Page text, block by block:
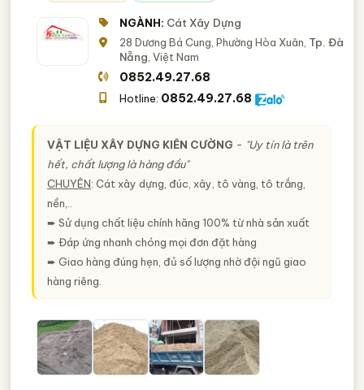
NGÀNH: Cát Xây Dựng
28 Dương Bá Cung, Phường Hòa Xuân, Tp. Đà
Nẵng , Việt Nam
0852.49.27.68
Hotline: 0852.49.27.68
VẬT LIỆU XÂY DỰNG KIÊN CƯỜNG - "Uy tín là trên
hết, chất lượng là hàng đầu"
CHUYÊN: Cát xây dựng, đúc, xây, tô vàng, tô trắng,
nền,..
➨ Sử dụng chất liệu chính hãng 100% từ nhà sản xuất
➨ Đáp ứng nhanh chóng mọi đơn đặt hàng
➨ Giao hàng đúng hẹn, đủ số lượng nhờ đội ngũ giao
hàng riêng.